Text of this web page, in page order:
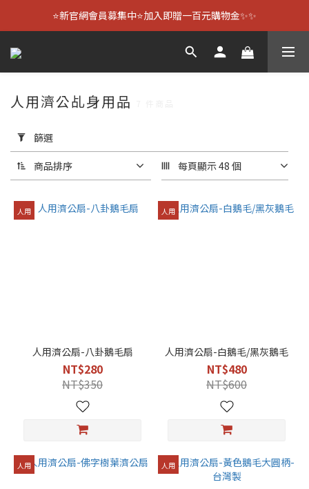
⭐新官網會員募集中⭐加入即贈一百元購物金✨✨
用
篩
選
(0/20)
顏
人用濟公乩身用品
篩選
商品排序 每頁顯示 48 個
人用
人用濟公扇-八卦鵝毛扇
NT$280
NT$350
人用
人用濟公扇-白鵝毛/黑灰鵝毛
NT$480
NT$600
人用 人用